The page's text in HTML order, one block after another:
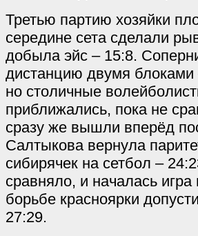
Третью партию хозяйки
середине сета сделали
добыла эйс – 15:8.
дистанцию двумя
но столичные
приближались, пока не
сразу же вышли вперёд
Салтыкова вернула
сибирячек на сетбол –
сравняло, и началась
борьбе красноярки
27:29.